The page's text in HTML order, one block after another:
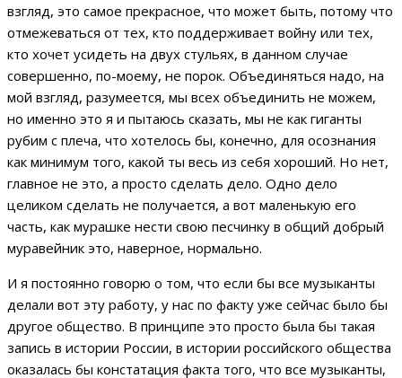
взгляд, это самое прекрасное, что может быть, потому что
отмежеваться от тех, кто поддерживает войну или тех,
кто хочет усидеть на двух стульях, в данном случае
совершенно, по-моему, не порок. Объединяться надо, на
мой взгляд, разумеется, мы всех объединить не можем,
но именно это я и пытаюсь сказать, мы не как гиганты
рубим с плеча, что хотелось бы, конечно, для осознания
как минимум того, какой ты весь из себя хороший. Но нет,
главное не это, а просто сделать дело. Одно дело
целиком сделать не получается, а вот маленькую его
часть, как мурашке нести свою песчинку в общий добрый
муравейник это, наверное, нормально.
И я постоянно говорю о том, что если бы все музыканты
делали вот эту работу, у нас по факту уже сейчас было бы
другое общество. В принципе это просто была бы такая
запись в истории России, в истории российского общества
оказалась бы констатация факта того, что все музыканты,